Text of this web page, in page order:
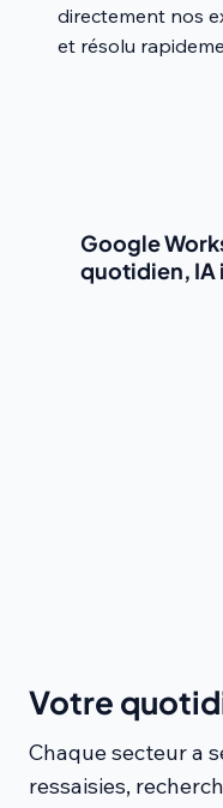
directement nos
et résolu
Google
quotidien, IA
Votre
Chaque secteur a
ressaisies,